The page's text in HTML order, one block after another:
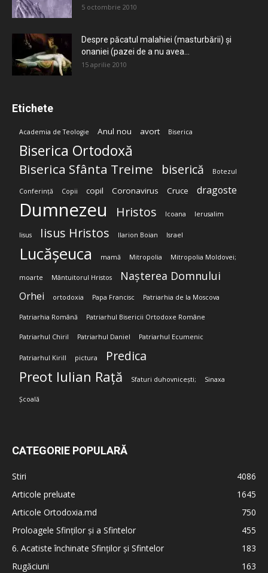
5 octombrie 2010
Despre păcatul malahiei (masturbării) şi
onaniei (pazei de a nu avea...
15 aprilie 2010
Etichete
Academia de Teologie Anul nou avort Biserica
Biserica Ortodoxă
Biserica Sfânta Treime biserică Botezul
Conferință Copii copil Coronavirus Cruce dragoste
Dumnezeu Hristos Icoana Ierusalim
Iisus Iisus Hristos Ilarion Boian Israel
Lucășeuca mamă Mitropolia Mitropolia Moldovei;
moarte Mântuitorul Hristos Nașterea Domnului
Orhei ortodoxia Papa Francisc Patriarhia de la Moscova
Patriarhia Română Patriarhul Bisericii Ortodoxe Române
Patriarhul Chiril Patriarhul Daniel Patriarhul Ecumenic
Patriarhul Kirill pictura Predica
Preot Iulian Rață Sfaturi duhovnicești; Sinaxa
Școală
CATEGORIE POPULARĂ
Stiri
4086
Articole preluate
1645
Articole Ortodoxia.md
750
Proloagele Sfinților și a Sfintelor
455
6. Acatiste închinate Sfinților și Sfintelor
183
Rugăciuni
163